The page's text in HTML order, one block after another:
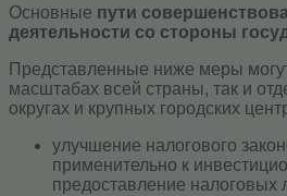
Основные пути
деятельности со стороны
Представленные ниже меры
масштабах всей страны, так и
округах и крупных городских
улучшение налогового
применительно к
предоставление налоговых